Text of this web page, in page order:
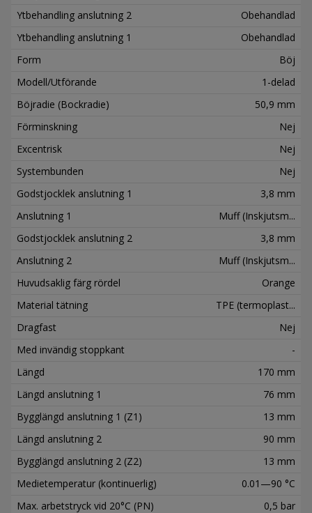
Ytbehandling anslutning 2
Obehandlad
Ytbehandling anslutning 1
Obehandlad
Form
Böj
Modell/Utförande
1-delad
Böjradie (Bockradie)
50,9 mm
Förminskning
Nej
Excentrisk
Nej
Systembunden
Nej
Godstjocklek anslutning 1
3,8 mm
Anslutning 1
Muff (Inskjutsm...
Godstjocklek anslutning 2
3,8 mm
Anslutning 2
Muff (Inskjutsm...
Huvudsaklig färg rördel
Orange
Material tätning
TPE (termoplast...
Dragfast
Nej
Med invändig stoppkant
-
Längd
170 mm
Längd anslutning 1
76 mm
Bygglängd anslutning 1 (Z1)
13 mm
Längd anslutning 2
90 mm
Bygglängd anslutning 2 (Z2)
13 mm
Medietemperatur (kontinuerlig)
0.01—90 °C
Max. arbetstryck vid 20°C (PN)
0,5 bar